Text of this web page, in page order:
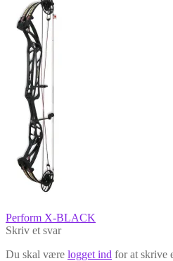
Indlægsnavigation
Forrige
indlæg:
Perform X-BLACK
Skriv et svar
Du skal være logget ind for at skrive